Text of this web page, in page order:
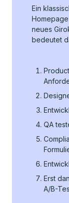
Ein
neues
bedeutet
QA
Erst
A/B-